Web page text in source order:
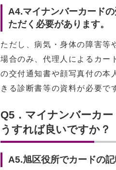
A4.マイナンバーカード
ただく必要があります。
ただし、病気・身体の障害等
場合のみ、代理人によるカー
の交付通知書や顔写真付の本
きる診断書等の資料が必要で
Q5．マイナンバーカ
うすれば良いですか？
A5.旭区役所でカードの